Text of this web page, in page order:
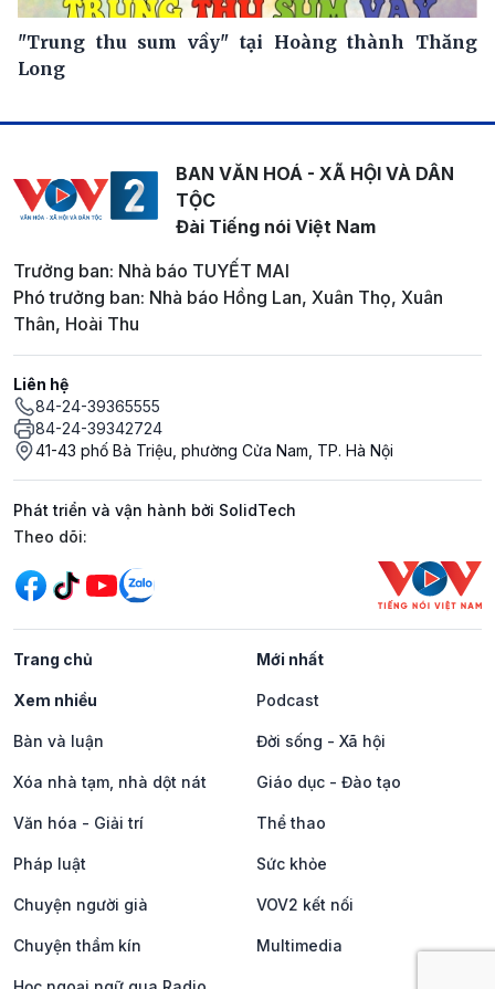
"Trung thu sum vầy" tại Hoàng thành Thăng
Long
BAN VĂN HOÁ - XÃ HỘI VÀ DÂN
TỘC
Đài Tiếng nói Việt Nam
Trưởng ban: Nhà báo TUYẾT MAI
Phó trưởng ban: Nhà báo Hồng Lan, Xuân Thọ, Xuân
Thân, Hoài Thu
Liên hệ
84-24-39365555
84-24-39342724
41-43 phố Bà Triệu, phường Cửa Nam, TP. Hà Nội
Phát triển và vận hành bởi SolidTech
Mạng xã hội
Theo dõi:
Trang chủ Mới nhất
Xem nhiều Podcast
Bàn và luận Đời sống - Xã hội
Xóa nhà tạm, nhà dột nát Giáo dục - Đào tạo
Văn hóa - Giải trí Thể thao
Pháp luật Sức khỏe
Chuyện người già VOV2 kết nối
Chuyện thầm kín Multimedia